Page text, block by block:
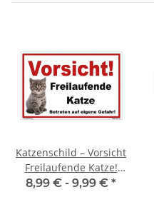
Katzenschild – Vorsicht
Freilaufende Katze!
Warnschild für Haus &
8,99 € - 9,99 € *